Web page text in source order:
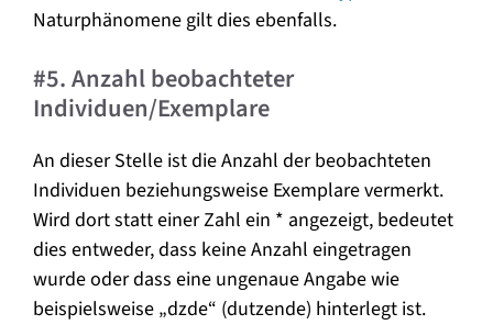
Naturphänomene gilt dies ebenfalls.
#5. Anzahl beobachteter
Individuen/Exemplare
An dieser Stelle ist die Anzahl der beobachteten
Individuen beziehungsweise Exemplare vermerkt.
Wird dort statt einer Zahl ein * angezeigt, bedeutet
dies entweder, dass keine Anzahl eingetragen
wurde oder dass eine ungenaue Angabe wie
beispielsweise „dzde“ (dutzende) hinterlegt ist.